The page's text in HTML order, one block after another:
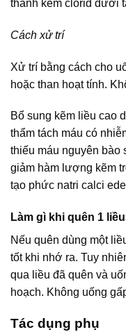
thành kẽm clorid dưới
Cách xử trí
Xử trí bằng cách cho
hoặc than hoạt tính.
Bổ sung kẽm liều cao
thẩm tách máu có
thiếu máu nguyên bào
giảm hàm lượng kẽm
tạo phức natri calci
Làm gì khi quên 1
Nếu quên dùng một
tốt khi nhớ ra. Tuy
qua liều đã quên và
hoạch. Không uống
Tác dụng phụ